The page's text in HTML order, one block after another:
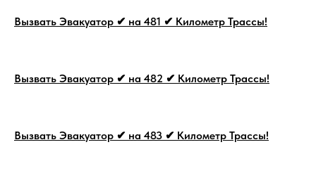
Вызвать Эвакуатор ✔ на 481 ✔ Километр Трассы!
Вызвать Эвакуатор ✔ на 482 ✔ Километр Трассы!
Вызвать Эвакуатор ✔ на 483 ✔ Километр Трассы!